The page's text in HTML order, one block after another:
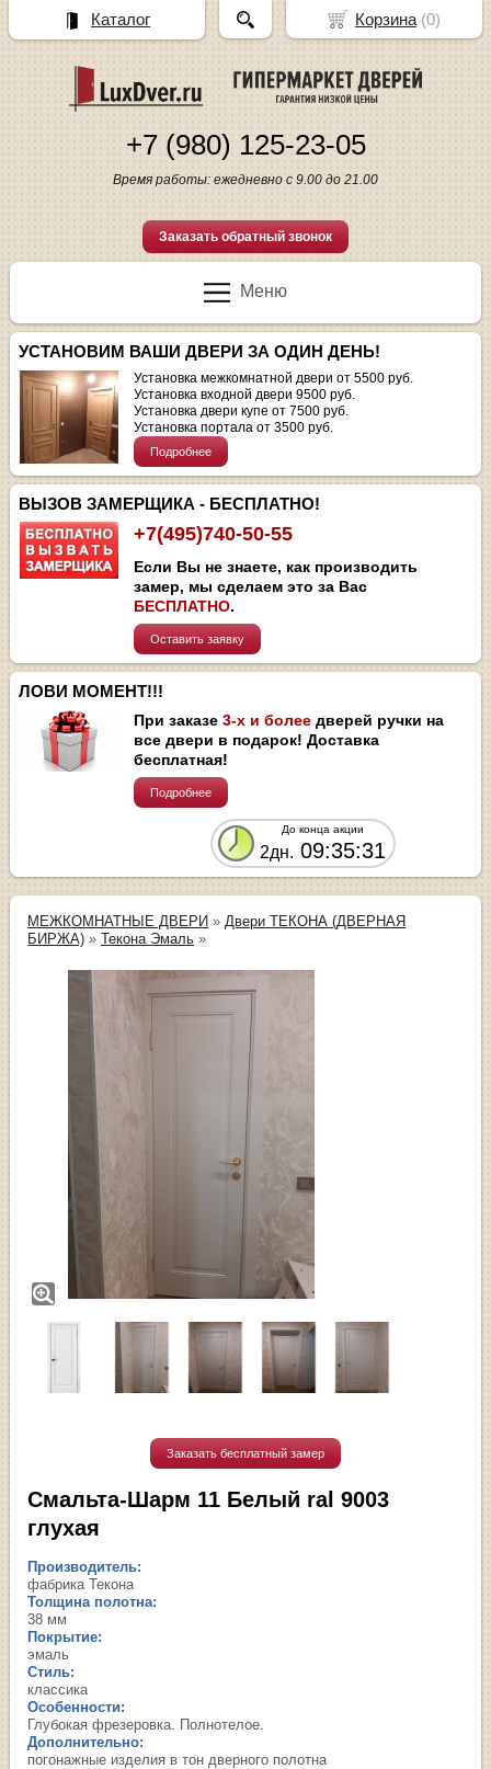
+7 (980) 125-23-05
Время работы: ежедневно с 9.00 до 21.00
Заказать обратный звонок
Меню
УСТАНОВИМ ВАШИ ДВЕРИ ЗА ОДИН ДЕНЬ!
Установка межкомнатной двери от 5500 руб.
Установка входной двери 9500 руб.
Установка двери купе от 7500 руб.
Установка портала от 3500 руб.
Подробнее
ВЫЗОВ ЗАМЕРЩИКА - БЕСПЛАТНО!
+7(495)740-50-55
Если Вы не знаете, как производить
замер, мы сделаем это за Вас
БЕСПЛАТНО.
Оставить заявку
ЛОВИ МОМЕНТ!!!
При заказе3-х и более дверей ручки на
все двери в подарок! Доставка
бесплатная!
Подробнее
До конца акции
2дн. 09:35:30
МЕЖКОМНАТНЫЕ ДВЕРИ » Двери ТЕКОНА (ДВЕРНАЯ
БИРЖА) »Текона Эмаль »
Заказать бесплатный замер
Смальта-Шарм 11 Белый ral 9003
глухая
Производитель:
фабрика Текона
Толщина полотна:
38 мм
Покрытие:
эмаль
Стиль:
классика
Особенности:
Глубокая фрезеровка. Полнотелое.
Дополнительно:
погонажные изделия в тон дверного полотна
Корзина(0)
Каталог